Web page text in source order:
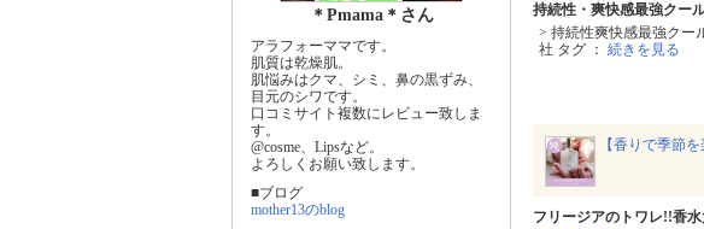
＊Pmama＊さん
アラフォーママです。
肌質は乾燥肌。
肌悩みはクマ、シミ、鼻の黒ずみ、
目元のシワです。
口コミサイト複数にレビュー致しま
す。
@cosme、Lipsなど。
よろしくお願い致します。
■ブログ
mother13のblog
持続性・爽快感最強クー
> 持続性爽快感最強クー
社 タグ ： 続きを見る
【香りで季節
フリージアのトワレ!!香